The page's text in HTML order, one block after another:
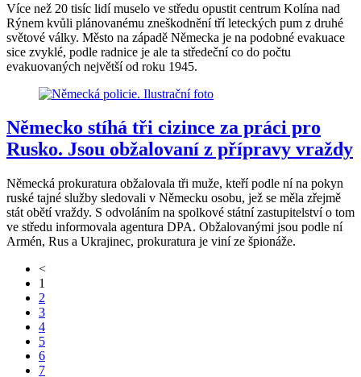
Více než 20 tisíc lidí muselo ve středu opustit centrum Kolína nad
Rýnem kvůli plánovanému zneškodnění tří leteckých pum z druhé
světové války. Město na západě Německa je na podobné evakuace
sice zvyklé, podle radnice je ale ta středeční co do počtu
evakuovaných největší od roku 1945.
Německo stíhá tři cizince za práci pro
Rusko. Jsou obžalovaní z přípravy vraždy
Německá prokuratura obžalovala tři muže, kteří podle ní na pokyn
ruské tajné služby sledovali v Německu osobu, jež se měla zřejmě
stát obětí vraždy. S odvoláním na spolkové státní zastupitelství o tom
ve středu informovala agentura DPA. Obžalovanými jsou podle ní
Armén, Rus a Ukrajinec, prokuratura je viní ze špionáže.
<
1
2
3
4
5
6
7